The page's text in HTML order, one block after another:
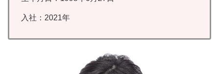
入社：2021年